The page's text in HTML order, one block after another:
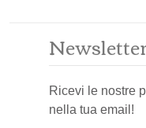
Ricevi le nostre
nella tua email!